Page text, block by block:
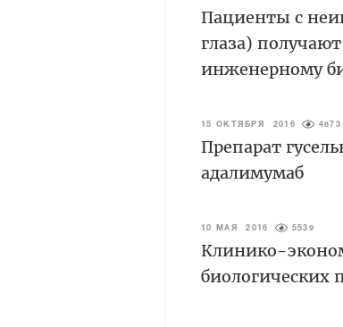
Пациенты с
глаза)
инженерному
15 ОКТЯБРЯ 2016 4873
Препарат
адалимумаб
10 МАЯ 2016 5539
Клинико-
биологических